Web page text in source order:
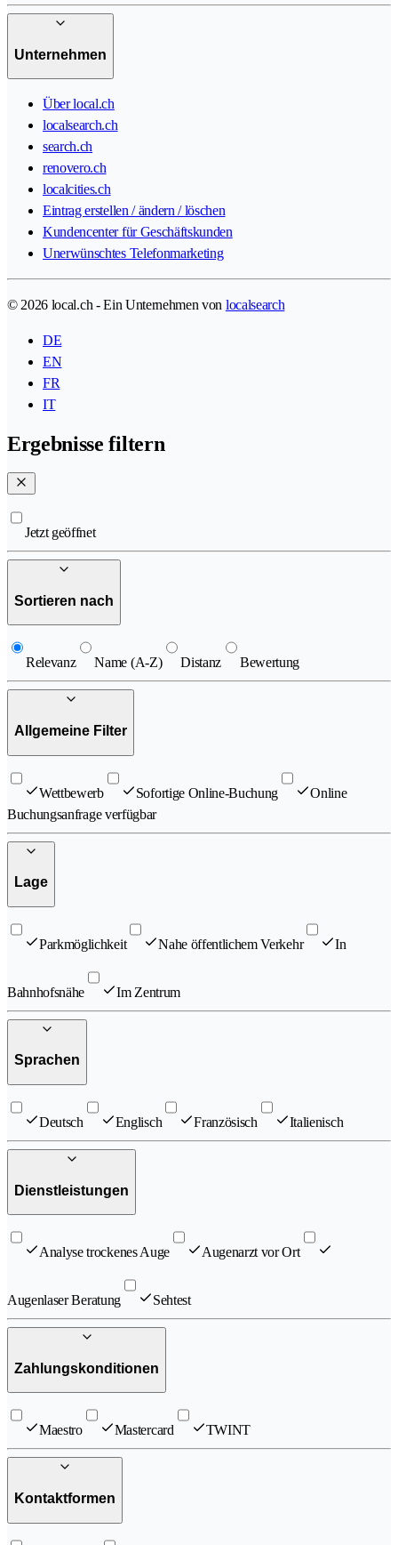
Unternehmen
Über local.ch
localsearch.ch
search.ch
renovero.ch
localcities.ch
Eintrag erstellen / ändern / löschen
Kundencenter für Geschäftskunden
Unerwünschtes Telefonmarketing
© 2026 local.ch - Ein Unternehmen von localsearch
DE
EN
FR
IT
Ergebnisse filtern
Jetzt geöffnet
Sortieren nach
Relevanz Name (A-Z) Distanz Bewertung
Allgemeine Filter
Wettbewerb Sofortige Online-Buchung
Online
Buchungsanfrage verfügbar
Lage
Parkmöglichkeit Nahe öffentlichem Verkehr In
Bahnhofsnähe Im Zentrum
Sprachen
Deutsch Englisch Französisch Italienisch
Dienstleistungen
Analyse trockenes Auge​ Augenarzt vor Ort
Augenlaser Beratung Sehtest
Zahlungskonditionen
Maestro Mastercard TWINT
Kontaktformen